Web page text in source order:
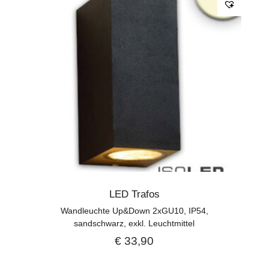
LED Trafos
Wandleuchte Up&Down 2xGU10, IP54,
sandschwarz, exkl. Leuchtmittel
€ 33,90